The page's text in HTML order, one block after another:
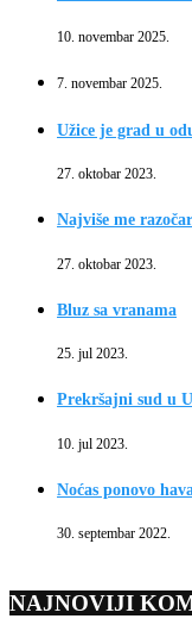
10. novembar 2025.
7. novembar 2025.
Užice je grad u
27. oktobar 2023.
Najviše me
27. oktobar 2023.
Bluz sa vranama
25. jul 2023.
Prekršajni sud u
10. jul 2023.
Noćas ponovo
30. septembar 2022.
NAJNOVIJI